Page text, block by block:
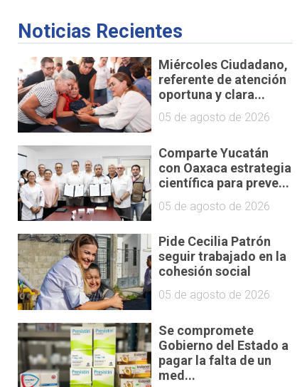
Noticias Recientes
Miércoles Ciudadano,
referente de atención
oportuna y clara...
05 de agosto de 2026
Comparte Yucatán
con Oaxaca estrategia
científica para preve...
05 de agosto de 2026
Pide Cecilia Patrón
seguir trabajado en la
cohesión social
05 de agosto de 2026
Se compromete
Gobierno del Estado a
pagar la falta de un
med...